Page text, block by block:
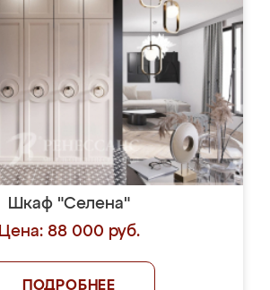
Шкаф "Селена"
Цена: 88 000 руб.
ПОДРОБНЕЕ